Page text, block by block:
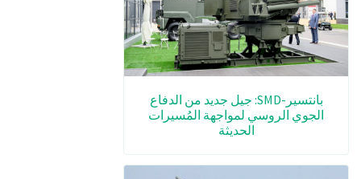
بانتسير-SMD: جيل جديد من الدفاع
الجوي الروسي لمواجهة المُسيرات
الحديثة